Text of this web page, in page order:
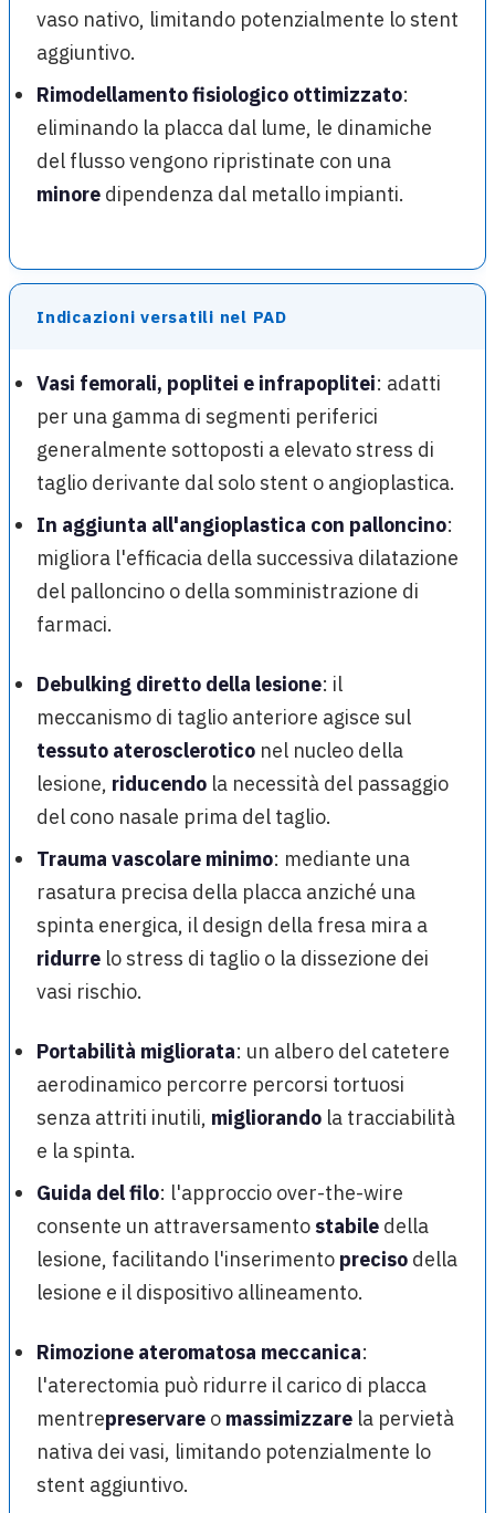
vaso nativo, limitando potenzialmente lo stent
aggiuntivo.
Rimodellamento fisiologico ottimizzato:
eliminando la placca dal lume, le dinamiche
del flusso vengono ripristinate con una
minore dipendenza dal metallo impianti.
Indicazioni versatili nel PAD
Vasi femorali, poplitei e infrapoplitei: adatti
per una gamma di segmenti periferici
generalmente sottoposti a elevato stress di
taglio derivante dal solo stent o angioplastica.
In aggiunta all'angioplastica con palloncino:
migliora l'efficacia della successiva dilatazione
del palloncino o della somministrazione di
farmaci.
Debulking diretto della lesione: il
meccanismo di taglio anteriore agisce sul
tessuto aterosclerotico nel nucleo della
lesione, riducendo la necessità del passaggio
del cono nasale prima del taglio.
Trauma vascolare minimo: mediante una
rasatura precisa della placca anziché una
spinta energica, il design della fresa mira a
ridurre lo stress di taglio o la dissezione dei
vasi rischio.
Portabilità migliorata: un albero del catetere
aerodinamico percorre percorsi tortuosi
senza attriti inutili, migliorando la tracciabilità
e la spinta.
Guida del filo: l'approccio over-the-wire
consente un attraversamento stabile della
lesione, facilitando l'inserimento preciso della
lesione e il dispositivo allineamento.
Rimozione ateromatosa meccanica:
l'aterectomia può ridurre il carico di placca
mentrepreservare o massimizzare la pervietà
nativa dei vasi, limitando potenzialmente lo
stent aggiuntivo.